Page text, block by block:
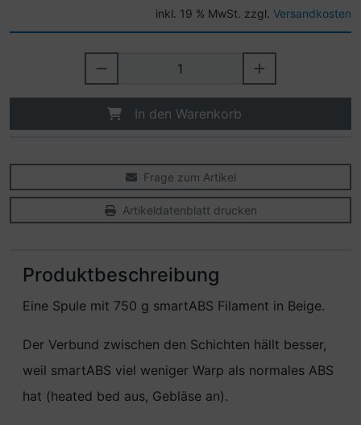
inkl. 19 % MwSt. zzgl. Versandkosten
In den Warenkorb
Frage zum Artikel
Artikeldatenblatt drucken
Produktbeschreibung
Eine Spule mit 750 g smartABS Filament in Beige.
Der Verbund zwischen den Schichten hällt besser,
weil smartABS viel weniger Warp als normales ABS
hat (heated bed aus, Gebläse an).